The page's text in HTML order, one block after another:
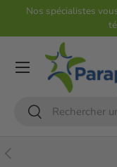
Nos spécialistes
Recherche
Rechercher
Précédent